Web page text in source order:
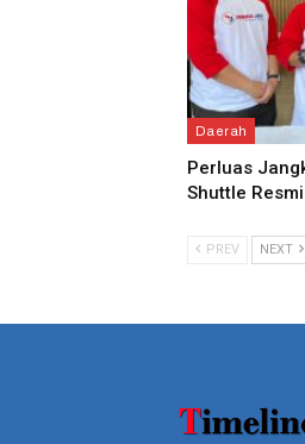
Daerah
Perluas
Shuttle
PREV NEXT